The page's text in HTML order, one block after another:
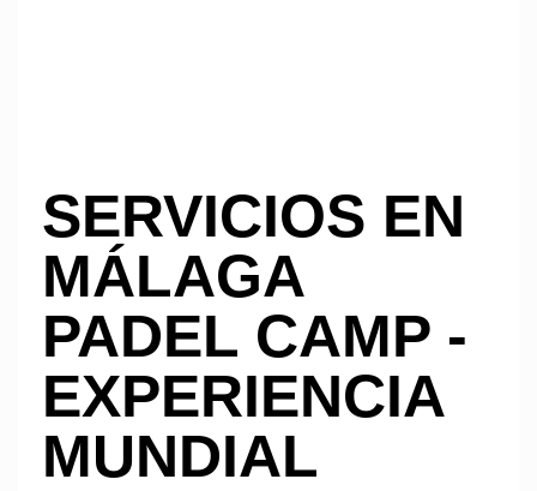
SERVICIOS EN
MÁLAGA
PADEL CAMP -
EXPERIENCIA
MUNDIAL